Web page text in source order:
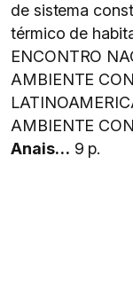
de sistema
térmico de
ENCONTRO
AMBIENTE
AMBIENTE
Anais… 9 p.